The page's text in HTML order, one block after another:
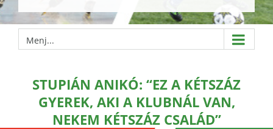
Menj...
STUPIÁN ANIKÓ: “EZ A KÉTSZÁZ
GYEREK, AKI A KLUBNÁL VAN,
NEKEM KÉTSZÁZ CSALÁD”